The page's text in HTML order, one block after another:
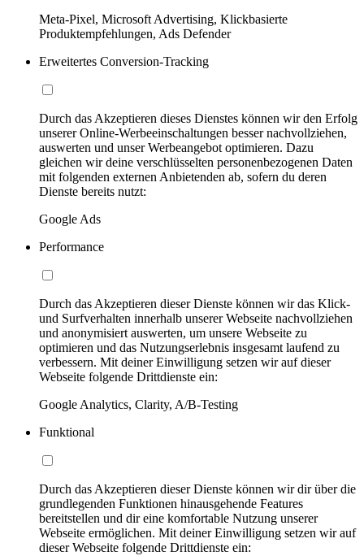
Meta-Pixel, Microsoft Advertising, Klickbasierte
Produktempfehlungen, Ads Defender
Erweitertes Conversion-Tracking
Durch das Akzeptieren dieses Dienstes können wir den Erfolg
unserer Online-Werbeeinschaltungen besser nachvollziehen,
auswerten und unser Werbeangebot optimieren. Dazu
gleichen wir deine verschlüsselten personenbezogenen Daten
mit folgenden externen Anbietenden ab, sofern du deren
Dienste bereits nutzt:
Google Ads
Performance
Durch das Akzeptieren dieser Dienste können wir das Klick-
und Surfverhalten innerhalb unserer Webseite nachvollziehen
und anonymisiert auswerten, um unsere Webseite zu
optimieren und das Nutzungserlebnis insgesamt laufend zu
verbessern. Mit deiner Einwilligung setzen wir auf dieser
Webseite folgende Drittdienste ein:
Google Analytics, Clarity, A/B-Testing
Funktional
Durch das Akzeptieren dieser Dienste können wir dir über die
grundlegenden Funktionen hinausgehende Features
bereitstellen und dir eine komfortable Nutzung unserer
Webseite ermöglichen. Mit deiner Einwilligung setzen wir auf
dieser Webseite folgende Drittdienste ein: